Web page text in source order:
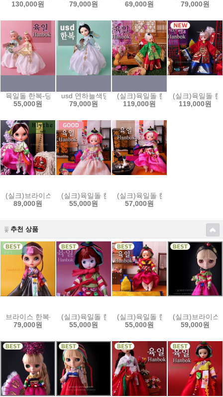
130,000원
79,000원
69,000원
79,000원
육일돌 한복-당의와 주름치마set/ 61m6ybo-w
55,000원
usd 연하늘색당의와 흰 주름치마 set/ usd6bw-m01
79,000원
(실크)육일돌 한복-홍원삼set /
119,000원
(실크)육일돌
119,000원
(실크)브라이스한복-연두색동당의set/ bls7gp-s1
89,000원
(실크)육일돌 한복-연노랑 색동 고리와 치마/61s5y-i
55,000원
(실크)육일돌 한복-연분홍색동 저
57,000원
추천 상품
브라이스 한복- 자주빛저고리와 회색치마set / blm6_pg
79,000원
(실크)육일돌 한복-초록색동저고리/61s5g-rp
55,000원
(실크)육일돌 한복-노랑색동저고
55,000원
(실크)브라이스
59,000원